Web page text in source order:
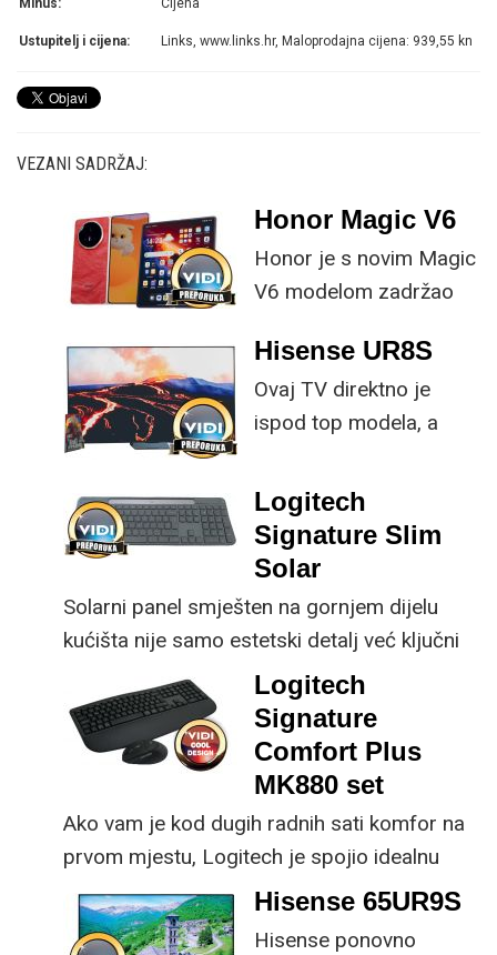
Minus: Cijena
Ustupitelj i cijena: Links, www.links.hr, Maloprodajna cijena: 939,55 kn
VEZANI SADRŽAJ:
Honor Magic V6
Honor je s novim Magic
V6 modelom zadržao
specifikacije, no
istovremeno
implementirao
ključne svakom
korisniku.
Hisense UR8S
Ovaj TV direktno je
ispod top modela, a
male ustupke možete
osjetno uštedjeti pri
kupnji.
Logitech
Signature Slim
Solar
Solarni panel smješten na gornjem dijelu
kućišta nije samo estetski detalj već ključni
dio koncepta ovog proizvoda, jer koristi
energiju prirodnog ili umjetnog svjetla za
rad.
Logitech
Signature
Comfort Plus
MK880 set
Ako vam je kod dugih radnih sati komfor na
prvom mjestu, Logitech je spojio idealnu
kombinaciju tipkovnice i miša s naprednim
funkcijama.
Hisense 65UR9S
Hisense ponovno